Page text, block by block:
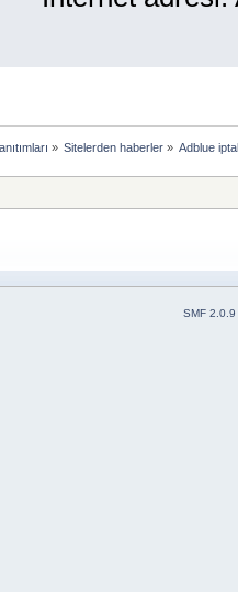
» Sitelerden haberler» Adblue
SMF 2.0.9